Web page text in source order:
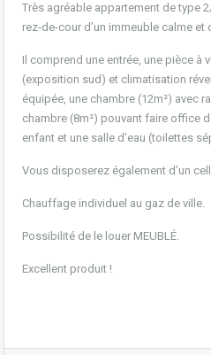
Très agréable appartement de type
rez-de-cour d’un immeuble calme
Il comprend une entrée, une pièce à
(exposition sud) et climatisation
équipée, une chambre (12m²) avec
chambre (8m²) pouvant faire office
enfant et une salle d’eau (toilettes
Vous disposerez également d’un
Chauffage individuel au gaz de ville.
Possibilité de le louer MEUBLÉ.
Excellent produit !